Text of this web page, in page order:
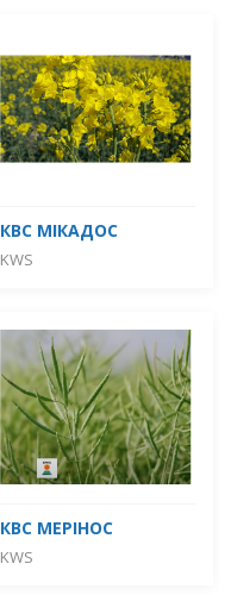
КВС МІКАДОС
KWS
КВС МЕРІНОС
KWS